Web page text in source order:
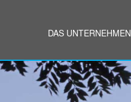
DAS UNTERNEHMEN